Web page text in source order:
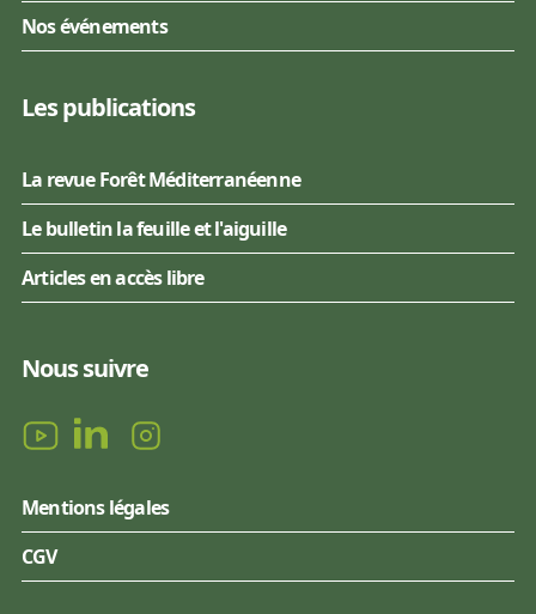
Nos événements
Les publications
La revue Forêt Méditerranéenne
Le bulletin la feuille et l'aiguille
Articles en accès libre
Nous suivre
Mentions légales
CGV